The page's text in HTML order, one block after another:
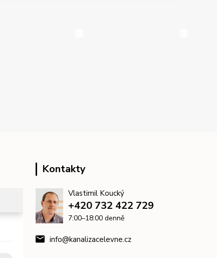
Kontakty
Vlastimil Koucký
+420 732 422 729
7:00–18:00 denně
info@kanalizacelevne.cz